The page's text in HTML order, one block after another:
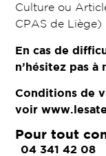
Culture ou
CPAS de Liège)
En cas de
n’hésitez pas à
Conditions de
voir
Pour tout
04 341 42 08